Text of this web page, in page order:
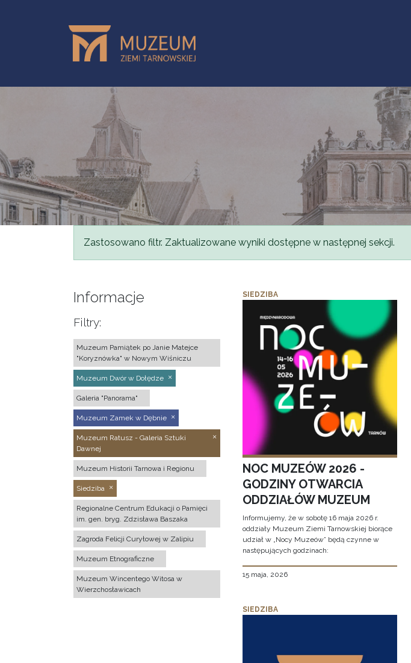
Komunikat
Zastosowano filtr. Zaktualizowane wyniki dostępne w następnej sekcji.
Informacje
Filtry:
Muzeum Pamiątek po Janie Matejce
"Koryznówka" w Nowym Wiśniczu
Muzeum Dwór w Dołędze
Galeria "Panorama"
Muzeum Zamek w Dębnie
Muzeum Ratusz - Galeria Sztuki
Dawnej
Muzeum Historii Tarnowa i Regionu
Siedziba
Regionalne Centrum Edukacji o Pamięci
im. gen. bryg. Zdzisława Baszaka
Zagroda Felicji Curyłowej w Zalipiu
Muzeum Etnograficzne
Muzeum Wincentego Witosa w
Wierzchosławicach
SIEDZIBA
NOC MUZEÓW 2026 -
GODZINY OTWARCIA
ODDZIAŁÓW MUZEUM
Informujemy, że w sobotę 16 maja 2026 r.
oddziały Muzeum Ziemi Tarnowskiej biorące
udział w „Nocy Muzeów” będą czynne w
następujących godzinach:
15 maja, 2026
SIEDZIBA